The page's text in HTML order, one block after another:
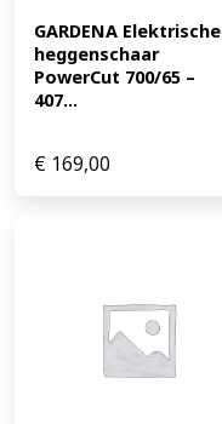
GARDENA Elektrische
heggenschaar
PowerCut 700/65 –
407...
€ 169,00